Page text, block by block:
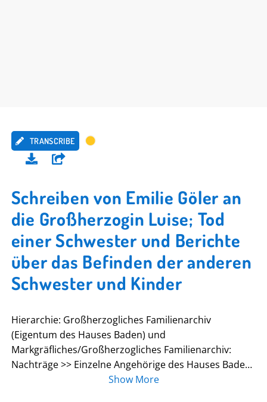
TRANSCRIBE
Schreiben von Emilie Göler an
die Großherzogin Luise; Tod
einer Schwester und Berichte
über das Befinden der anderen
Schwester und Kinder
Hierarchie: Großherzogliches Familienarchiv
(Eigentum des Hauses Baden) und
Markgräfliches/Großherzogliches Familienarchiv:
Nachträge >> Einzelne Angehörige des Hauses Baden
>> [13 A] Luise Großherzogin von Baden (1838-1923)
Show More